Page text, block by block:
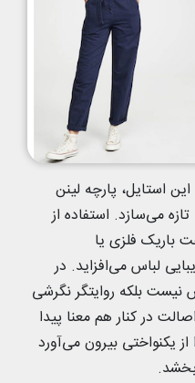
استایل، پارچه‌ لینن
می‌سازد. استفاده از
باریک فلزی یا
لباس می‌افزاید. در
نیست بلکه روایتگر نگرشی
در کنار هم معنا پیدا
یکنواختی بیرون می‌آورد